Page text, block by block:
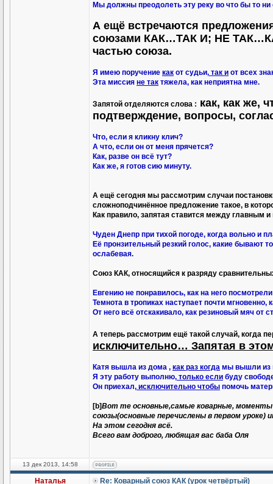
Мы должны преодолеть эту реку во что бы то ни
А ещё встречаются
союзами КАК…ТАК И; НЕ
частью союза.
Я имею поручение как от судьи, так и от всех
Эта миссия не так тяжела, как неприятна мне.
Запятой отделяются слова : как, как же,
подтверждение, вопросы,
Что, если я кликну клич?
А что, если он от меня прячется?
Как, разве он всё тут?
Как же, я готов сию минуту.
А ещё сегодня мы рассмотрим случаи
сложноподчинённое предложение такое, в
Как правило, запятая ставится между главным
Чуден Днепр при тихой погоде, когда вольно и
Её пронзительный резкий голос, какие бывают
ослабевая.
Союз КАК, относящийся к разряду
Евгению не понравилось, как на него
Темнота в тропиках наступает почти
От него всё отскакивало, как резиновый мяч от
А теперь рассмотрим ещё такой случай, когда
исключительно… Запятая в
Катя вышла из дома , как раз когда мы вышли из
Я эту работу выполню, только если буду
Он приехал, исключительно чтобы помочь
[b]Вот те основные,самые коварные, моменты
союзы(основные перечислены в первом уроке)
На этом сегодня всё.
Всего вам доброго, любящая вас баба Оля
13 дек 2013, 14:58
Наталья Re: Коварный союз КАК (урок четвёртый)